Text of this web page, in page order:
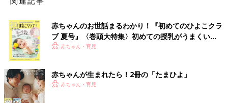
行投資”が重要です」と、吉川先生
「埃や汚れでは死なないので、つい後回しになる気持ちはわかり
ます（笑）
ただ整理や片づけは“先行投資”なんです。
ちょっと大変ではありますが、一旦時間を作って先に整理収納を
赤ちゃんのお世話まるわかり！『初めてのひよこクラ
ブ 夏号』〈巻頭大特集〉初めての授乳がうまくい
く！ おっぱい・ミルクの基本と夏のトラブル 解決テ
赤ちゃん・育児
赤ちゃんが生まれたら！2冊の「たまひよ」
赤ちゃん・育児